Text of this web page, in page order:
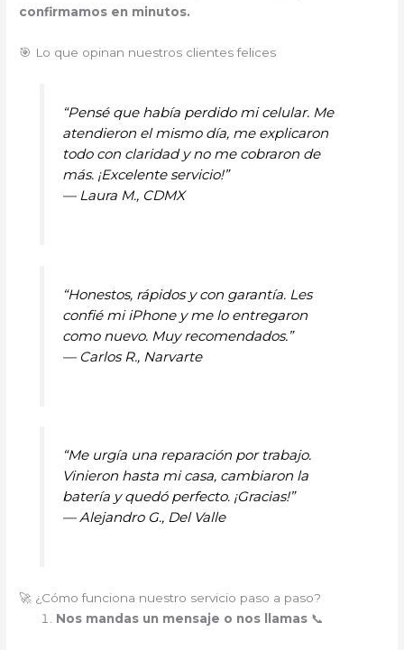
confirmamos en minutos.
🎯 Lo que opinan nuestros clientes felices
“Pensé que había perdido mi celular. Me
atendieron el mismo día, me explicaron
todo con claridad y no me cobraron de
más. ¡Excelente servicio!”
— Laura M., CDMX
“Honestos, rápidos y con garantía. Les
confié mi iPhone y me lo entregaron
como nuevo. Muy recomendados.”
— Carlos R., Narvarte
“Me urgía una reparación por trabajo.
Vinieron hasta mi casa, cambiaron la
batería y quedó perfecto. ¡Gracias!”
—Alejandro G., Del Valle
🚀 ¿Cómo funciona nuestro servicio paso a paso?
Nos mandas un mensaje o nos llamas 📞